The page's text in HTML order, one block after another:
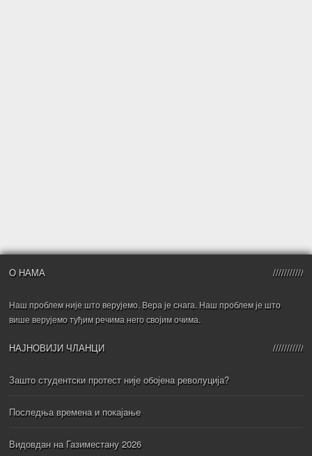
О НАМА
Наш проблем није што верујемо. Вера је снага. Наш проблем је што
више верујемо туђим речима него својим очима.
НАЈНОВИЈИ ЧЛАНЦИ
Зашто студентски протест није обојена револуција?
Последња времена и покајање
Видовдан на Газиместану 2026